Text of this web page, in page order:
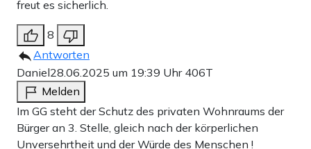
freut es sicherlich.
8
Antworten
Daniel28.06.2025 um 19:39 Uhr 406T
Melden
Im GG steht der Schutz des privaten Wohnraums der
Bürger an 3. Stelle, gleich nach der körperlichen
Unversehrtheit und der Würde des Menschen !